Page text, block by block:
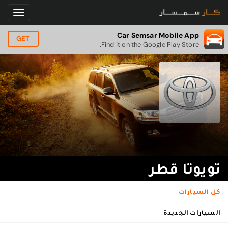
Car Semsar Mobile App
Find it on the Google Play Store.
GET
تويوتا قطر
كل السيارات
السيارات الجديدة